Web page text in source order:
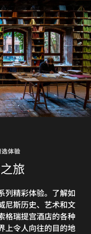
体验
旅
列精彩体验。了解如
尼斯历史、艺术和文
格瑞提宫酒店的各种
上令人向往的目的地